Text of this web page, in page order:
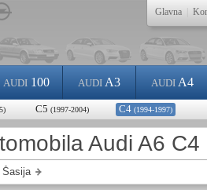
Glavna
AUDI100 AUDI A3 AUDI A4
C5 (1997-2004) C4 (1994-1997)
Audi A6 C4
Šasija